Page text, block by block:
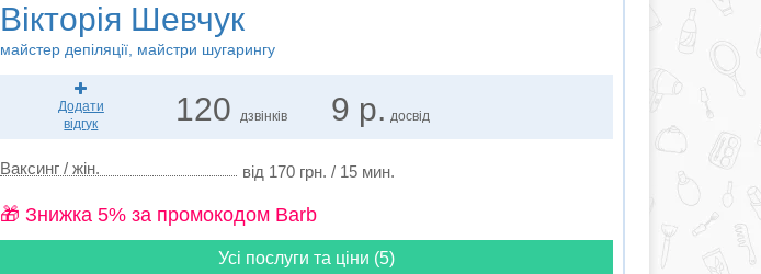
Вікторія Шевчук
майстер депіляції, майстри шугарингу
Додати
відгук
120 дзвінків 9 р. досвід
Ваксинг / жін. від 170 грн. / 15 мин.
🎁 Знижка 5% за промокодом Barb
Усі послуги та ціни (5)